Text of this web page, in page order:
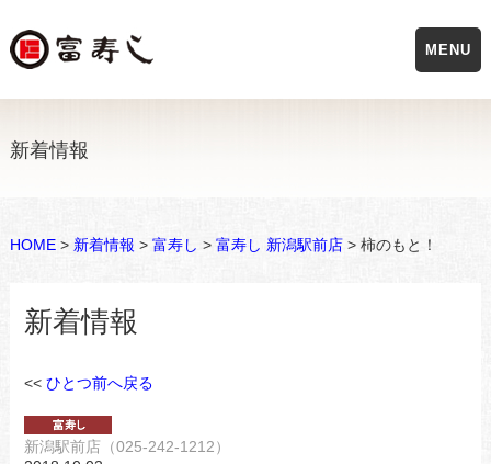
新着情報
HOME> 新着情報 > 富寿し > 富寿し 新潟駅前店> 柿のもと！
新着情報
<< ひとつ前へ戻る
新潟駅前店（025-242-1212）
MENU